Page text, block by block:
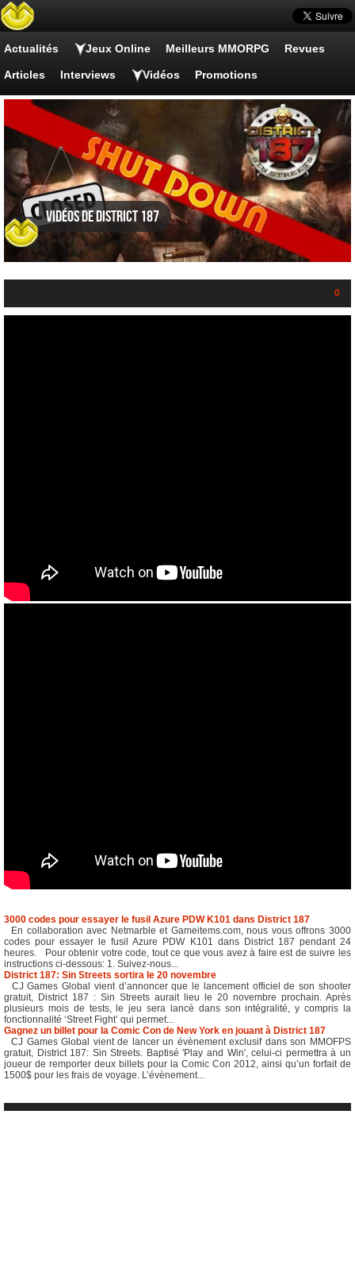
Actualités Jeux Online Meilleurs MMORPG Revues
Articles Interviews Vidéos Promotions
Vidéos de District 187
0
3000 codes pour essayer le fusil Azure PDW K101 dans District 187
En collaboration avec Netmarble et Gameitems.com, nous vous offrons 3000
codes pour essayer le fusil Azure PDW K101 dans District 187 pendant 24
heures. Pour obtenir votre code, tout ce que vous avez à faire est de suivre les
instructions ci-dessous: 1. Suivez-nous...
District 187: Sin Streets sortira le 20 novembre
CJ Games Global vient d’annoncer que le lancement officiel de son shooter
gratuit, District 187 : Sin Streets aurait lieu le 20 novembre prochain. Après
plusieurs mois de tests, le jeu sera lancé dans son intégralité, y compris la
fonctionnalité ‘Street Fight’ qui permet...
Gagnez un billet pour la Comic Con de New York en jouant à District 187
CJ Games Global vient de lancer un évènement exclusif dans son MMOFPS
gratuit, District 187: Sin Streets. Baptisé 'Play and Win', celui-ci permettra à un
joueur de remporter deux billets pour la Comic Con 2012, ainsi qu’un forfait de
1500$ pour les frais de voyage. L’évènement...